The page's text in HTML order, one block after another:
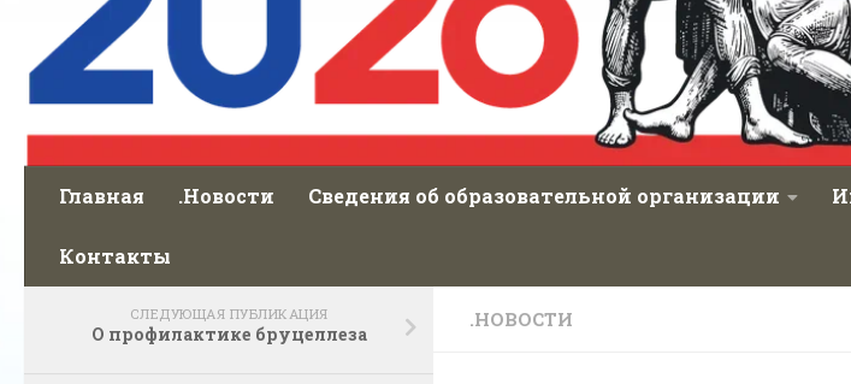
Главная .Новости Сведения об образовательной организации
Контакты
.НОВОСТИ
СЛЕДУЮЩАЯ ПУБЛИКАЦИЯ
О профилактике бруцеллеза